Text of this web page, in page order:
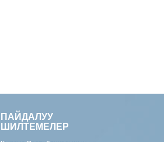
ПАЙДАЛУУ
ШИЛТЕМЕЛЕР